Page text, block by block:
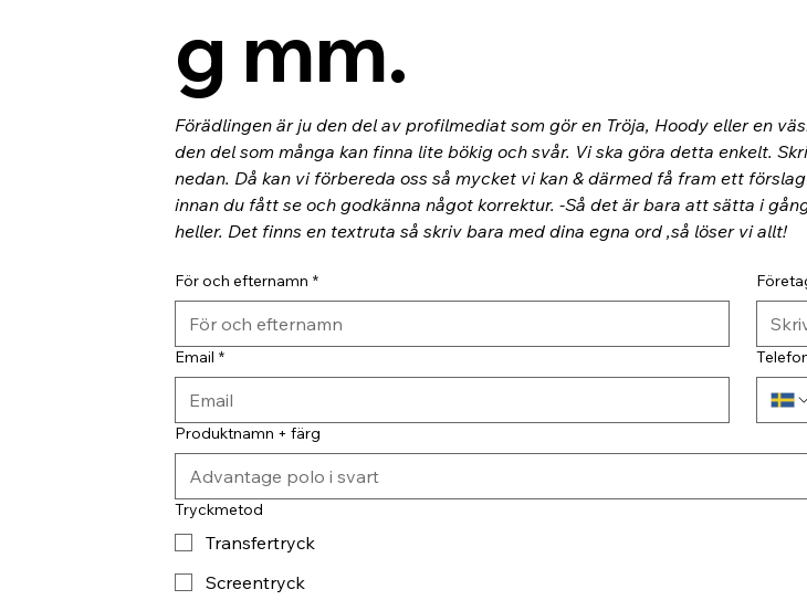
g mm.
Förädlingen är ju den del av profilmediat som gör en Tröja, Hoody eller en
den del som många kan finna lite bökig och svår. Vi ska göra detta enkelt.
nedan. Då kan vi förbereda oss så mycket vi kan & därmed få fram ett
innan du fått se och godkänna något korrektur. -Så det är bara att sätta i
heller. Det finns en textruta så skriv bara med dina egna ord ,så löser vi allt!
För och efternamn *
Email *
Produktnamn + färg
Tryckmetod
Transfertryck
Screentryck